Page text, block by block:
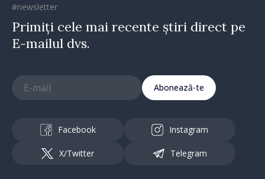
#newsletter
Primiți cele mai recente știri direct pe
E-mailul dvs.
Abonează-te
Facebook Instagram
X/Twitter Telegram